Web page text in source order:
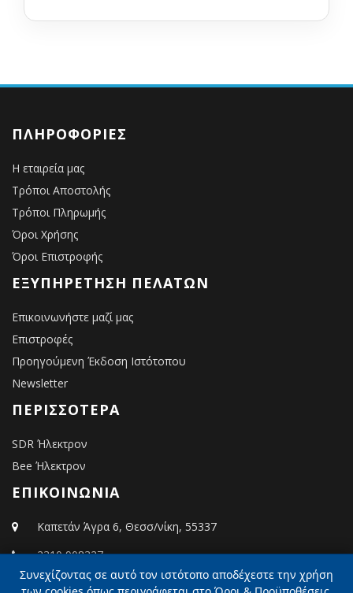
Συνεχίζοντας σε αυτό τον ιστότοπο αποδέχεστε την χρήση
ΠΛΗΡΟΦΟΡΊΕΣ
Η εταιρεία μας
Τρόποι Αποστολής
Τρόποι Πληρωμής
Όροι Χρήσης
Όροι Επιστροφής
ΕΞΥΠΗΡΈΤΗΣΗ ΠΕΛΑΤΏΝ
Επικοινωνήστε μαζί μας
Επιστροφές
Προηγούμενη Έκδοση Ιστότοπου
Newsletter
ΠΕΡΙΣΣΌΤΕΡΑ
SDR Ήλεκτρον
Bee Ήλεκτρον
ΕΠΙΚΟΙΝΩΝΙΑ
Καπετάν Άγρα 6, Θεσσ/νίκη, 55337
2310 908327
info@elektron.gr